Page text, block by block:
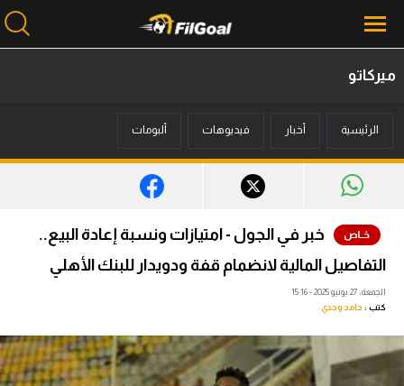
أخبار
ميركاتو
فانتازي في الجول
فيديوهات
ميركاتو
الرئيسية أخبار فيديوهات ألبومات
خبر في الجول - امتيازات ونسبة إعادة البيع..
التفاصيل المالية لانضمام قفة ودويدار للبنك الأهلي
الجمعة، 27 يونيو 2025 - 15:16
كتب : حامد وجدي